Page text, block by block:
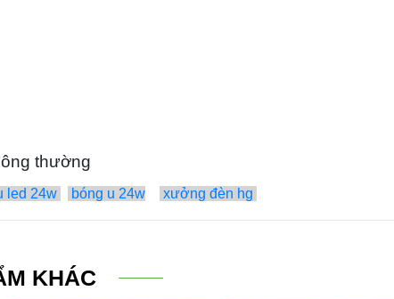
thường
led 24w bóng u 24w xưởng đèn hg
KHÁC